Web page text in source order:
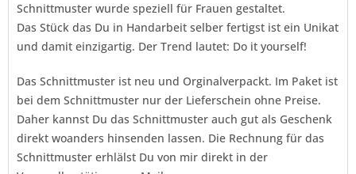
Schnittmuster wurde speziell für Frauen gestaltet.
Das Stück das Du in Handarbeit selber fertigst ist ein Unikat
und damit einzigartig. Der Trend lautet: Do it yourself!
Das Schnittmuster ist neu und Orginalverpackt. Im Paket ist
bei dem Schnittmuster nur der Lieferschein ohne Preise.
Daher kannst Du das Schnittmuster auch gut als Geschenk
direkt woanders hinsenden lassen. Die Rechnung für das
Schnittmuster erhlälst Du von mir direkt in der